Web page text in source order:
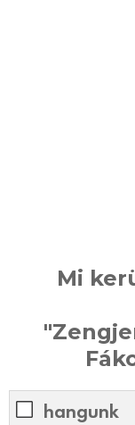
Mi
hangunk